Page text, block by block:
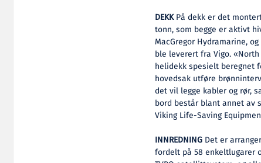
DEKKPå dekk er det
tonn, som begge er aktivt
MacGregor Hydramarine,
ble leverert fra Vigo. «North
helidekk spesielt beregnet
hovedsak utføre
det vil legge kabler og rør,
bord består blant annet av
Viking Life-Saving
INNREDNING Det er
fordelt på 58 enkeltlugarer